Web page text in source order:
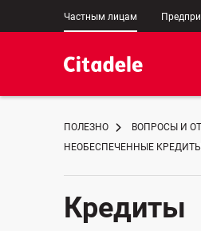
Частным лицам
ПОЛЕЗНО
ВОПРОСЫ И
НЕОБЕСПЕЧЕННЫЕ
Кредиты